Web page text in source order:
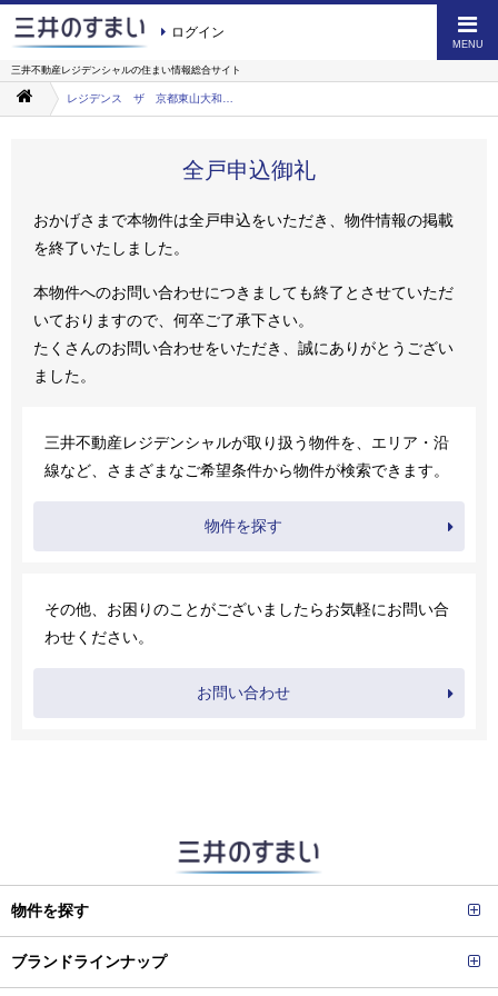
ログイン
MENU
三井不動産レジデンシャルの住まい情報総合サイト
全戸申込御礼
おかげさまで本物件は全戸申込をいただき、物件情報の掲載
を終了いたしました。
本物件へのお問い合わせにつきましても終了とさせていただ
いておりますので、何卒ご了承下さい。
たくさんのお問い合わせをいただき、誠にありがとうござい
ました。
三井不動産レジデンシャルが取り扱う物件を、エリア・沿
線など、さまざまなご希望条件から物件が検索できます。
物件を探す
その他、お困りのことがございましたらお気軽にお問い合
わせください。
お問い合わせ
物件を探す
ブランドラインナップ